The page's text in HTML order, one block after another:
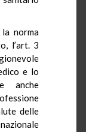
norma
l’art. 3
e lo
anche
delle